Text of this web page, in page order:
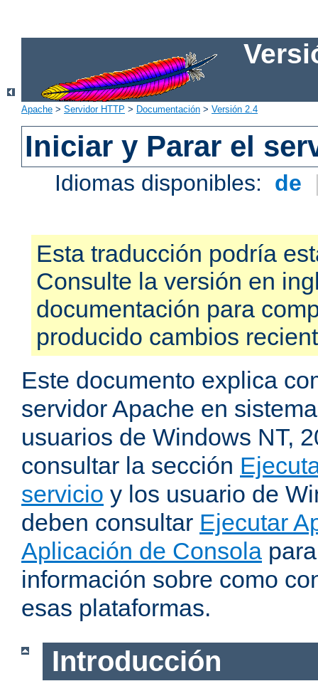
Apache > Servidor HTTP > Documentación > Versión 2.4
Iniciar y Parar el
Idiomas disponibles: de
Esta traducción podría
Consulte la versión en
documentación para
producido cambios
Este documento explica
servidor Apache en
usuarios de Windows NT,
consultar la sección
servicio y los usuario de
deben consultar Ejecutar
Aplicación de Consola
información sobre como
esas plataformas.
Introducción